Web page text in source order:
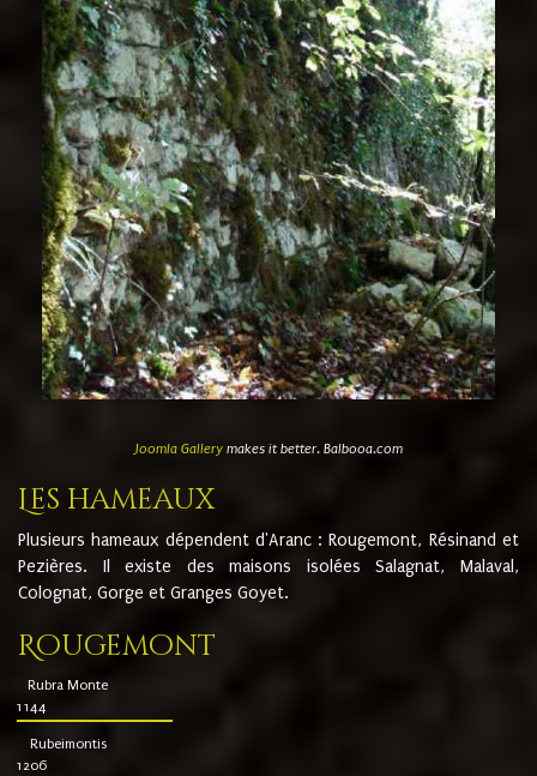
Joomla Gallerymakes it better. Balbooa.com
Les hameaux
Plusieurs hameaux dépendent d'Aranc : Rougemont, Résinand et
Pezières. Il existe des maisons isolées Salagnat, Malaval,
Colognat, Gorge et Granges Goyet.
Rougemont
Rubra Monte
1144
Rubeimontis
1206